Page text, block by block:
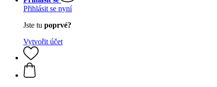
Přihlásit se nyní
Jste tu poprvé?
Vytvořit účet